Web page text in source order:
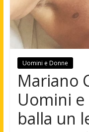
Uomini e Donne
Mariano
Uomini e
balla un